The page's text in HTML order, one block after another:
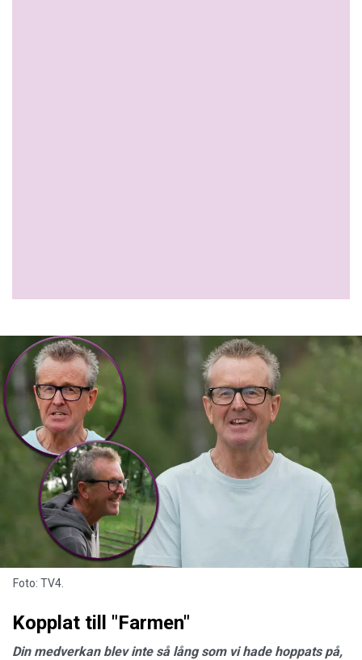
Foto: TV4.
Kopplat till "Farmen"
Din medverkan blev inte så lång som vi hade hoppats på,